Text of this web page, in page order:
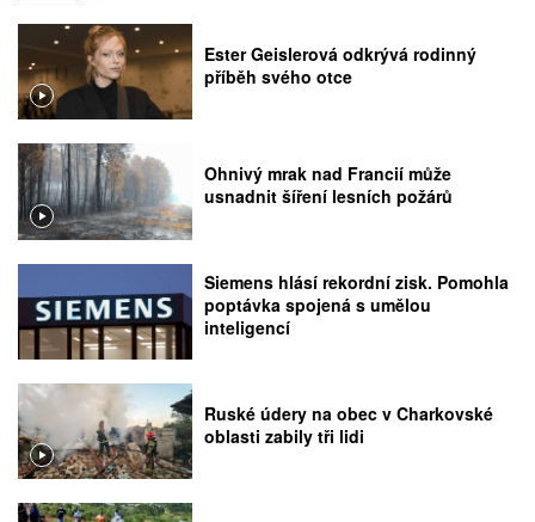
Ester Geislerová odkrývá rodinný
příběh svého otce
Ohnivý mrak nad Francií může
usnadnit šíření lesních požárů
Siemens hlásí rekordní zisk. Pomohla
poptávka spojená s umělou
inteligencí
Ruské údery na obec v Charkovské
oblasti zabily tři lidi